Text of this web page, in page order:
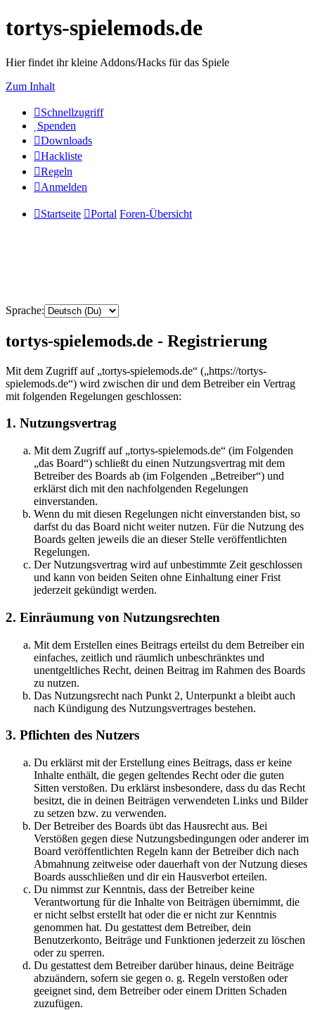
tortys-spielemods.de
Hier findet ihr kleine Addons/Hacks für das Spiele
Zum Inhalt
Schnellzugriff
Spenden
Downloads
Hackliste
Regeln
Anmelden
Startseite Portal Foren-Übersicht
Sprache:
tortys-spielemods.de - Registrierung
Mit dem Zugriff auf „tortys-spielemods.de“ („https://tortys-
spielemods.de“) wird zwischen dir und dem Betreiber ein Vertrag
mit folgenden Regelungen geschlossen:
1. Nutzungsvertrag
Mit dem Zugriff auf „tortys-spielemods.de“ (im Folgenden
„das Board“) schließt du einen Nutzungsvertrag mit dem
Betreiber des Boards ab (im Folgenden „Betreiber“) und
erklärst dich mit den nachfolgenden Regelungen
einverstanden.
Wenn du mit diesen Regelungen nicht einverstanden bist, so
darfst du das Board nicht weiter nutzen. Für die Nutzung des
Boards gelten jeweils die an dieser Stelle veröffentlichten
Regelungen.
Der Nutzungsvertrag wird auf unbestimmte Zeit geschlossen
und kann von beiden Seiten ohne Einhaltung einer Frist
jederzeit gekündigt werden.
2. Einräumung von Nutzungsrechten
Mit dem Erstellen eines Beitrags erteilst du dem Betreiber ein
einfaches, zeitlich und räumlich unbeschränktes und
unentgeltliches Recht, deinen Beitrag im Rahmen des Boards
zu nutzen.
Das Nutzungsrecht nach Punkt 2, Unterpunkt a bleibt auch
nach Kündigung des Nutzungsvertrages bestehen.
3. Pflichten des Nutzers
Du erklärst mit der Erstellung eines Beitrags, dass er keine
Inhalte enthält, die gegen geltendes Recht oder die guten
Sitten verstoßen. Du erklärst insbesondere, dass du das Recht
besitzt, die in deinen Beiträgen verwendeten Links und Bilder
zu setzen bzw. zu verwenden.
Der Betreiber des Boards übt das Hausrecht aus. Bei
Verstößen gegen diese Nutzungsbedingungen oder anderer im
Board veröffentlichten Regeln kann der Betreiber dich nach
Abmahnung zeitweise oder dauerhaft von der Nutzung dieses
Boards ausschließen und dir ein Hausverbot erteilen.
Du nimmst zur Kenntnis, dass der Betreiber keine
Verantwortung für die Inhalte von Beiträgen übernimmt, die
er nicht selbst erstellt hat oder die er nicht zur Kenntnis
genommen hat. Du gestattest dem Betreiber, dein
Benutzerkonto, Beiträge und Funktionen jederzeit zu löschen
oder zu sperren.
Du gestattest dem Betreiber darüber hinaus, deine Beiträge
abzuändern, sofern sie gegen o. g. Regeln verstoßen oder
geeignet sind, dem Betreiber oder einem Dritten Schaden
zuzufügen.